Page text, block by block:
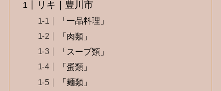
リキ｜豊川市
「一品料理」
「肉類」
「スープ類」
「蛋類」
「麺類」